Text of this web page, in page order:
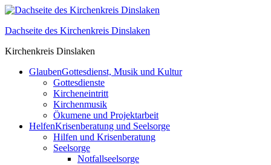
Skip
content
Dachseite des Kirchenkreis Dinslaken
Kirchenkreis Dinslaken
GlaubenGottesdienst, Musik und Kultur
Gottesdienste
Kircheneintritt
Kirchenmusik
Ökumene und Projektarbeit
HelfenKrisenberatung und Seelsorge
Hilfen und Krisenberatung
Seelsorge
Notfallseelsorge